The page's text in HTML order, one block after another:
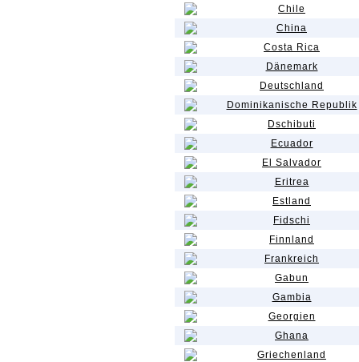
Chile
China
Costa Rica
Dänemark
Deutschland
Dominikanische Republik
Dschibuti
Ecuador
El Salvador
Eritrea
Estland
Fidschi
Finnland
Frankreich
Gabun
Gambia
Georgien
Ghana
Griechenland